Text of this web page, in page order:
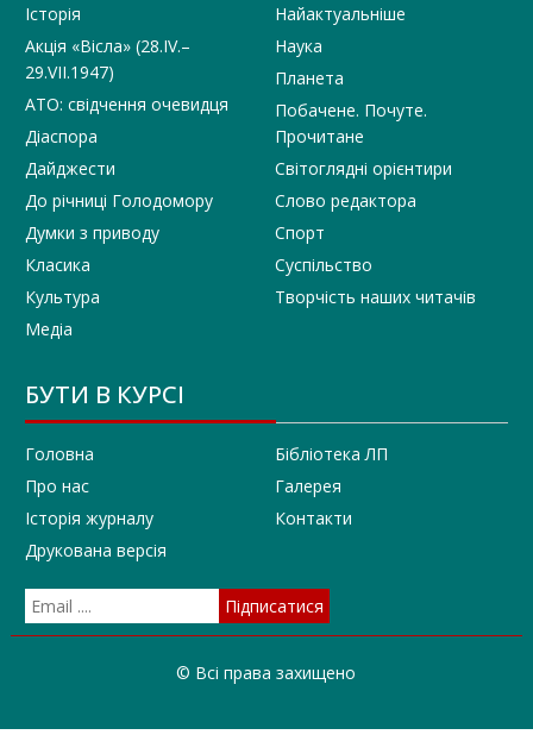
Історія
Акція «Вісла» (28.IV.–
29.VII.1947)
АТО: свідчення очевидця
Діаспора
Дайджести
До річниці Голодомору
Думки з приводу
Класика
Культура
Медіа
Найактуальніше
Наука
Планета
Побачене. Почуте.
Прочитане
Світоглядні орієнтири
Слово редактора
Спорт
Суспільство
Творчість наших читачів
БУТИ В КУРСІ
Головна
Про нас
Історія журналу
Друкована версія
Бібліотека ЛП
Галерея
Контакти
© Всі права захищено